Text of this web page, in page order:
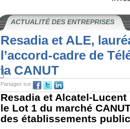
ACTUALITÉ DES ENTREPRISES
Resadia et ALE,
l’accord-cadre de
la CANUT
Partagez sur
Resadia et Alcatel-
le Lot 1 du marché
des établissements